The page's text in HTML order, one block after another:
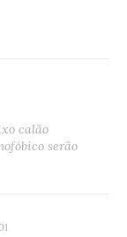
calão
serão